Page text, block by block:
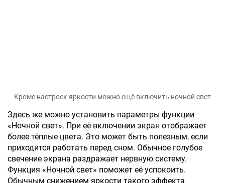
Кроме настроек яркости можно ещё включить ночной свет
Здесь же можно установить параметры функции
«Ночной свет». При её включении экран отображает
более тёплые цвета. Это может быть полезным, если
приходится работать перед сном. Обычное голубое
свечение экрана раздражает нервную систему.
Функция «Ночной свет» поможет её успокоить.
Обычным снижением яркости такого эффекта